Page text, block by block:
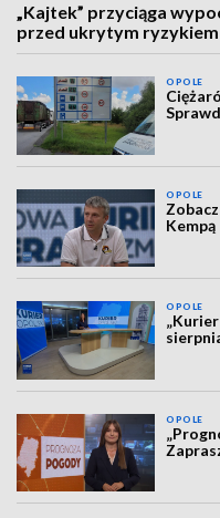
„Kajtek” przyciąga
przed ukrytym ryzykiem
OPOLE
OPOLE
Kempą
OPOLE
OPOLE